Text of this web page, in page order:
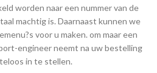
worden naar een nummer van de
machtig is. Daarnaast kunnen we
voor u maken. om maar een
engineer neemt na uw bestelling
in te stellen.